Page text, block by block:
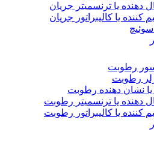
دهنده یا ترنسمیتر جریان
کننده یا کالیبراتور جریان
رطوبت
رطوبت
یا نشان دهنده رطوبت
دهنده یا ترنسمیتر رطوبت
کننده یا کالیبراتور رطوبت